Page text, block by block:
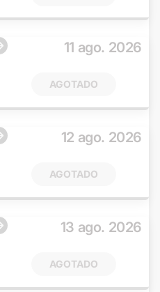
11 ago. 2026
AGOTADO
12 ago. 2026
AGOTADO
13 ago. 2026
AGOTADO